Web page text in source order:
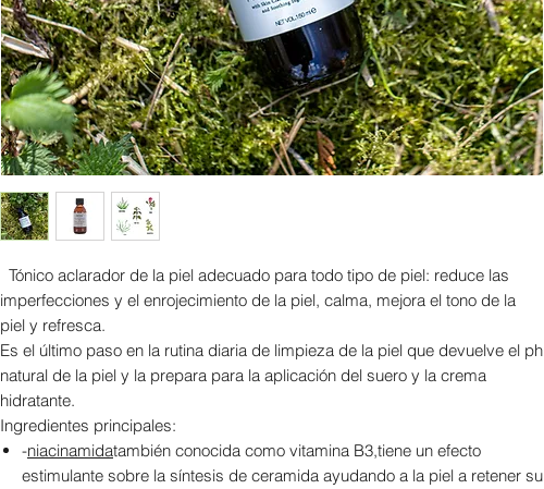
Tónico aclarador de la piel adecuado para todo tipo de piel: reduce las
imperfecciones y el enrojecimiento de la piel, calma, mejora el tono de la
piel y refresca.
Es el último paso en la rutina diaria de limpieza de la piel que devuelve el ph
natural de la piel y la prepara para la aplicación del suero y la crema
hidratante.
Ingredientes principales:
-niacinamidatambién conocida como vitamina B3,tiene un efecto
estimulante sobre la síntesis de ceramida ayudando a la piel a retener su